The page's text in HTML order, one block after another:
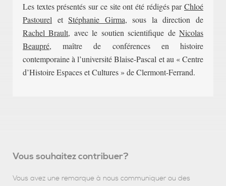
Les textes présentés sur ce site ont été rédigés parChloé
Pastourel etStéphanie Girma, sous la direction de
Rachel Brault, avec le soutien scientifique deNicolas
Beaupré, maître de conférences en histoire
contemporaine à l’université Blaise-Pascal et au « Centre
d’Histoire Espaces et Cultures » de Clermont-Ferrand.
Vous souhaitez contribuer?
Vous avez une remarque à nous communiquer ou des